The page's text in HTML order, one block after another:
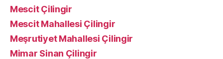
Mescit Çilingir
Mescit Mahallesi Çilingir
Meşrutiyet Mahallesi Çilingir
Mimar Sinan Çilingir